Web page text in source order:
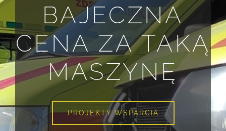
BAJECZNA
CENA ZA TAKĄ
MASZYNĘ
PROJEKTY WSPARCIA